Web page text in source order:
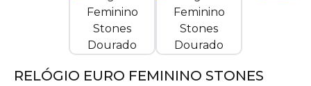
RELÓGIO EURO FEMININO STONES